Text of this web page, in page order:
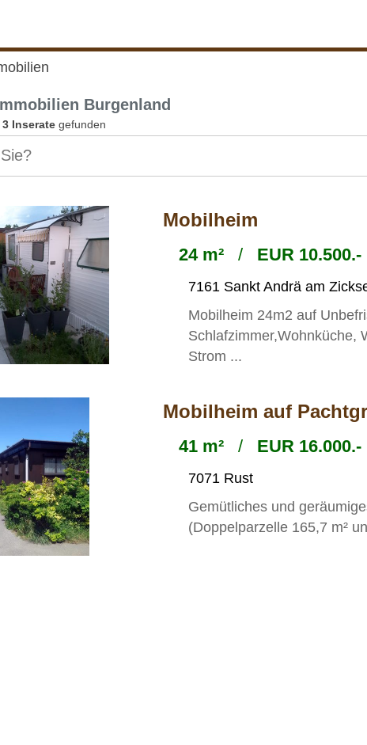
Burgenland
3 Inserate gefunden
Mobilheim
24 m² / EUR 10.500.-
7161 Sankt Andrä am
Mobilheim 24m2 auf
Schlafzimmer,Wohnküche,
Strom ...
Mobilheim auf
41 m² / EUR 16.000.-
7071 Rust
Gemütliches und
(Doppelparzelle 165,7 m²